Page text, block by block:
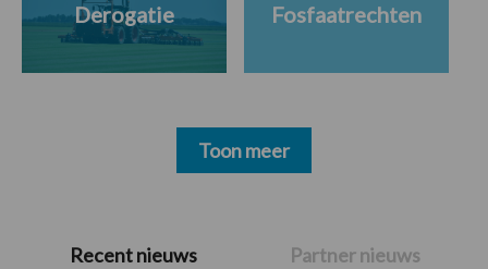
PrimaireRecent nieuws Partner nieuws
Derogatie Fosfaatrechten
Toon meer